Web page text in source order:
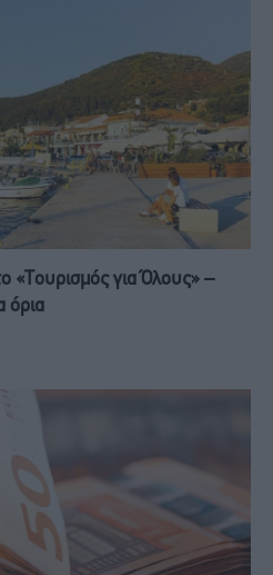
«Τουρισμός για Όλους» –
όρια